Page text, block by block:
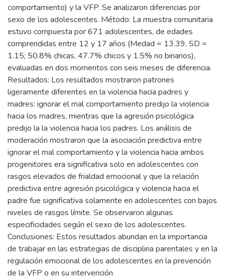
comportamiento) y la VFP. Se analizaron diferencias por
sexo de los adolescentes. Método: La muestra comunitaria
estuvo compuesta por 671 adolescentes, de edades
comprendidas entre 12 y 17 años (Medad = 13.39, SD =
1.15; 50.8% chicas, 47.7% chicos y 1.5% no binarios),
evaluadas en dos momentos con seis meses de diferencia.
Resultados: Los resultados mostraron patrones
ligeramente diferentes en la violencia hacia padres y
madres: ignorar el mal comportamiento predijo la violencia
hacia los madres, mientras que la agresión psicológica
predijo la la violencia hacia los padres. Los análisis de
moderación mostraron que la asociación predictiva entre
ignorar el mal comportamiento y la violencia hacia ambos
progenitores era significativa solo en adolescentes con
rasgos elevados de frialdad emocional y que la relación
predictiva entre agresión psicológica y violencia hacia el
padre fue significativa solamente en adolescentes con bajos
niveles de rasgos límite. Se observaron algunas
especificidades según el sexo de los adolescentes.
Conclusiones: Estos resultados abundan en la importancia
de trabajar en las estrategias de disciplina parentales y en la
regulación emocional de los adolescentes en la prevención
de la VFP o en su intervención